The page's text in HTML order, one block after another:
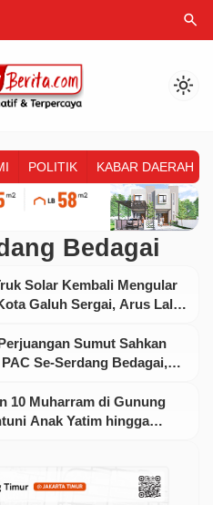
search
light_mode
POLITIK KABAR DAERAH
Bedagai
Solar Kembali Mengular
Galuh Sergai, Arus Lalu
Sumut Sahkan
Se-Serdang Bedagai,
10 Muharram di Gunung
Anak Yatim hingga